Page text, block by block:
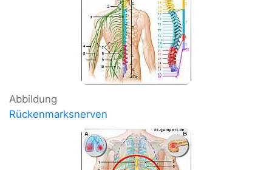
Abbildung
Rückenmarksnerven